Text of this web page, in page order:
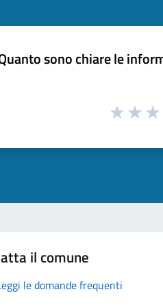
sono chiare le
il comune
le domande frequenti